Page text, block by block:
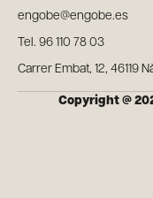
engobe@engobe.es
Tel. 96 110 78 03
Carrer Embat, 12, 46119
Copyright @